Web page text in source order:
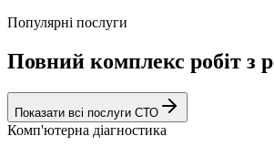
Популярні послуги
Повний комплекс робіт з
Показати всі послуги СТО
Комп'ютерна діагностика